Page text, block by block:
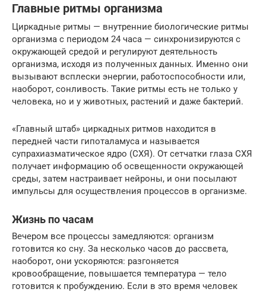
Главные ритмы организма
Циркадные ритмы — внутренние биологические ритмы
организма с периодом 24 часа — синхронизируются с
окружающей средой и регулируют деятельность
организма, исходя из полученных данных. Именно они
вызывают всплески энергии, работоспособности или,
наоборот, сонливость. Такие ритмы есть не только у
человека, но и у животных, растений и даже бактерий.
«Главный штаб» циркадных ритмов находится в
передней части гипоталамуса и называется
супрахиазматическое ядро (СХЯ). От сетчатки глаза СХЯ
получает информацию об освещенности окружающей
среды, затем настраивает нейроны, и они посылают
импульсы для осуществления процессов в организме.
Жизнь по часам
Вечером все процессы замедляются: организм
готовится ко сну. За несколько часов до рассвета,
наоборот, они ускоряются: разгоняется
кровообращение, повышается температура — тело
готовится к пробуждению. Если в это время человек